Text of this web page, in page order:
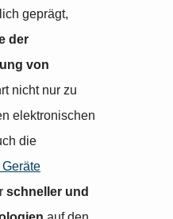
geprägt,
der
von
nicht nur zu
elektronischen
die
schneller und